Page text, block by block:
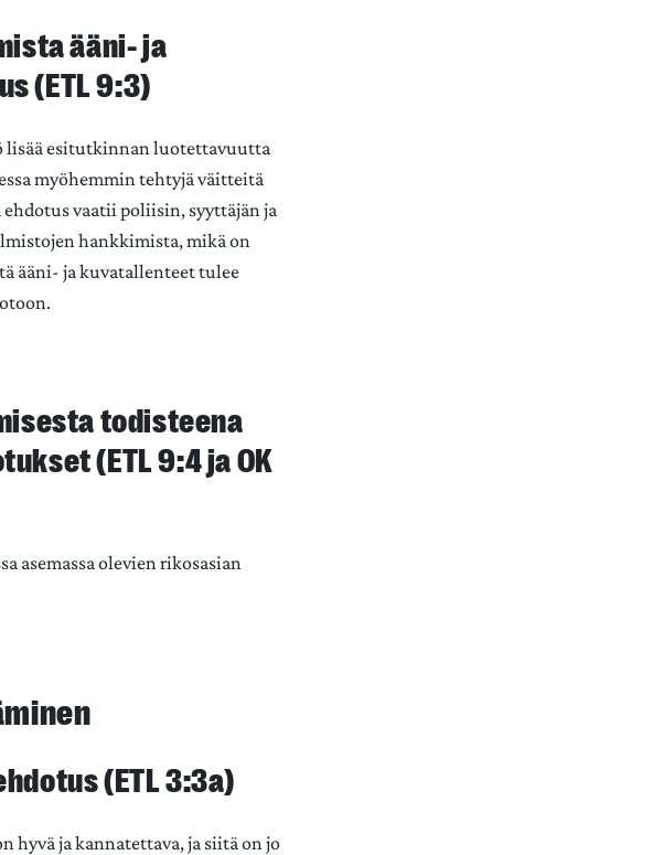
ääni- ja
(ETL 9:3)
lisää esitutkinnan luotettavuutta
myöhemmin tehtyjä väitteitä
vaatii poliisin, syyttäjän ja
hankkimista, mikä on
ääni- ja kuvatallenteet tulee
todisteena
(ETL 9:4 ja OK
asemassa olevien rikosasian
(ETL 3:3a)
ja kannatettava, ja siitä on jo